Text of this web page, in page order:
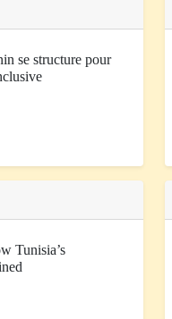
se structure pour
Tunisia’s